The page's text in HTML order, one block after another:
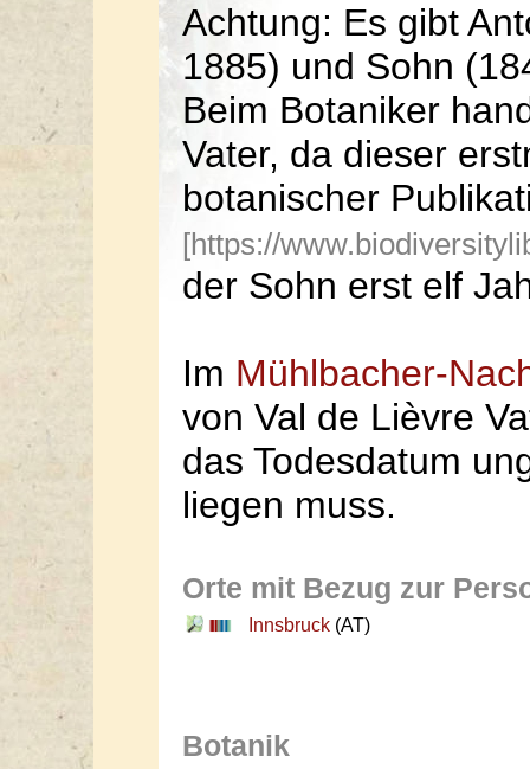
Achtung: Es gibt
1885) und Sohn
Beim Botaniker
Vater, da dieser
botanischer
[https://
der Sohn erst elf
Im Mühlbacher-
von Val de Lièvre
das Todesdatum
liegen muss.
Orte mit Bezug zur
Innsbruck (AT)
Botanik